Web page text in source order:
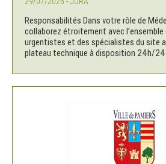
Responsabilités Dans votre rôle de
collaborez étroitement avec l’ensemble
urgentistes et des spécialistes du site
plateau technique à disposition 24h/